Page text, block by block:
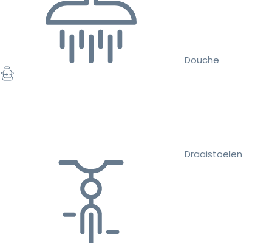
Douche
Draaistoelen